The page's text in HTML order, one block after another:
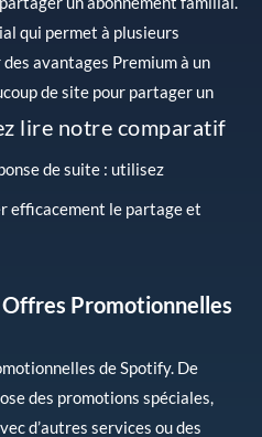
qui permet à plusieurs
avantages Premium à un
de site pour partager un
lire notre comparatif
de suite : utilisez
efficacement le partage et
Promotionnelles
de Spotify. De
des promotions spéciales,
d’autres services ou des